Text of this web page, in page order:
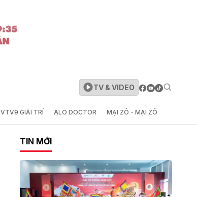
TV & VIDEO
VTV9 GIẢI TRÍ ALO DOCTOR MẠI ZÔ - MẠI ZÔ
TIN MỚI